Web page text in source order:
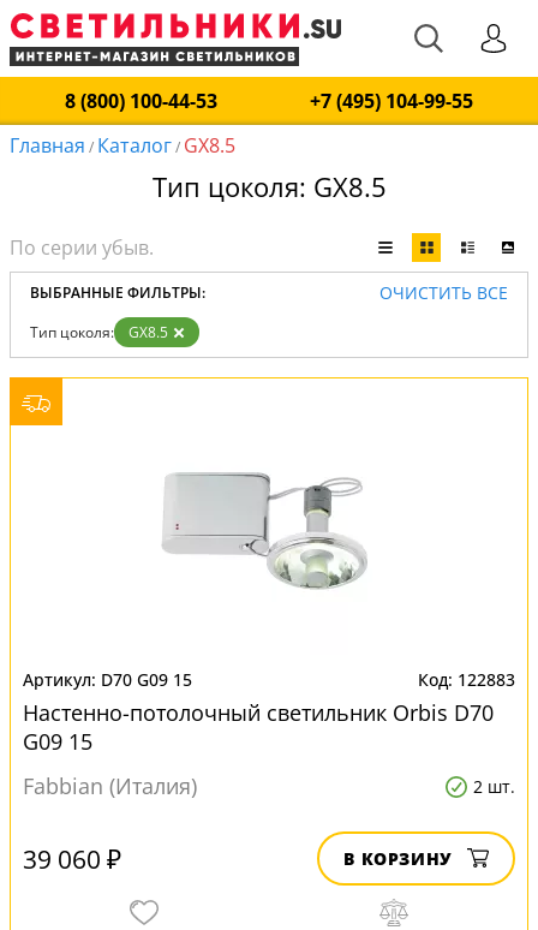
8 (800) 100-44-53
+7 (495) 104-99-55
Главная / Каталог/ GX8.5
Тип цоколя: GX8.5
ВЫБРАННЫЕ ФИЛЬТРЫ: ОЧИСТИТЬ ВСЕ
Тип цоколя: GX8.5
D70 G09 15 122883
Настенно-потолочный светильник Orbis D70
G09 15
Fabbian (Италия)
2 шт.
39 060 ₽ В КОРЗИНУ